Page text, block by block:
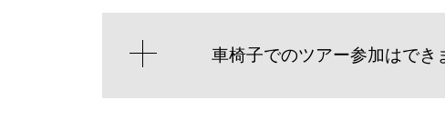
車椅子でのツアー参加はでき